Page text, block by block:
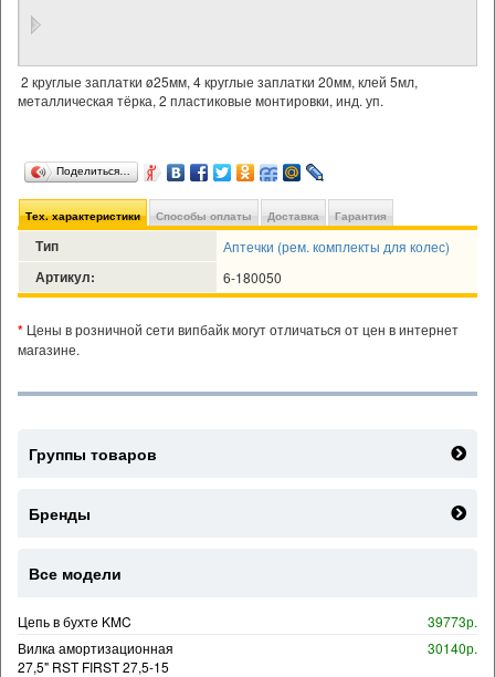
2 круглые заплатки ø25мм, 4 круглые заплатки 20мм, клей 5мл,
металлическая тёрка, 2 пластиковые монтировки, инд. уп.
Поделиться…
Тех. характеристики Способы оплаты Доставка Гарантия
Тип Аптечки (рем. комплекты для колес)
Артикул: 6-180050
* Цены в розничной сети випбайк могут отличаться от цен в интернет
магазине.
Группы товаров
Бренды
Все модели
Цепь в бухте KMC
39773р.
Вилка амортизационная
27,5" RST FIRST 27,5-15
30140р.